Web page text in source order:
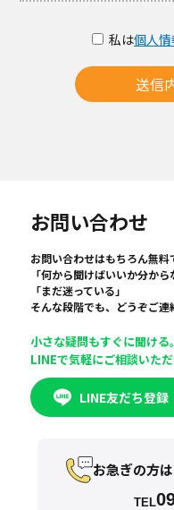
私は個人
送信
お問い合わせ
お問い合わせはもちろん無料
「何から聞けばいいか分から
「まだ迷っている」
そんな段階でも、どうぞご連
小さな疑問もすぐに聞ける。
LINEで気軽にご相談いただ
LINE友だち登録
お急ぎの方
TEL